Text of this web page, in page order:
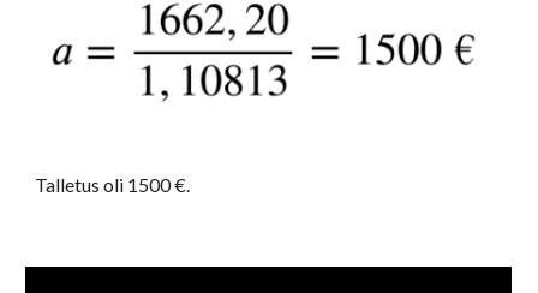
Talletus oli 1500 €.